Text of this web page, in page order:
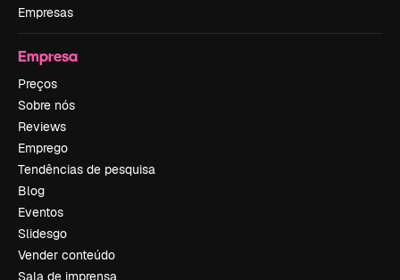
Empresas
Empresa
Preços
Sobre nós
Reviews
Emprego
Tendências de pesquisa
Blog
Eventos
Slidesgo
Vender conteúdo
Sala de imprensa